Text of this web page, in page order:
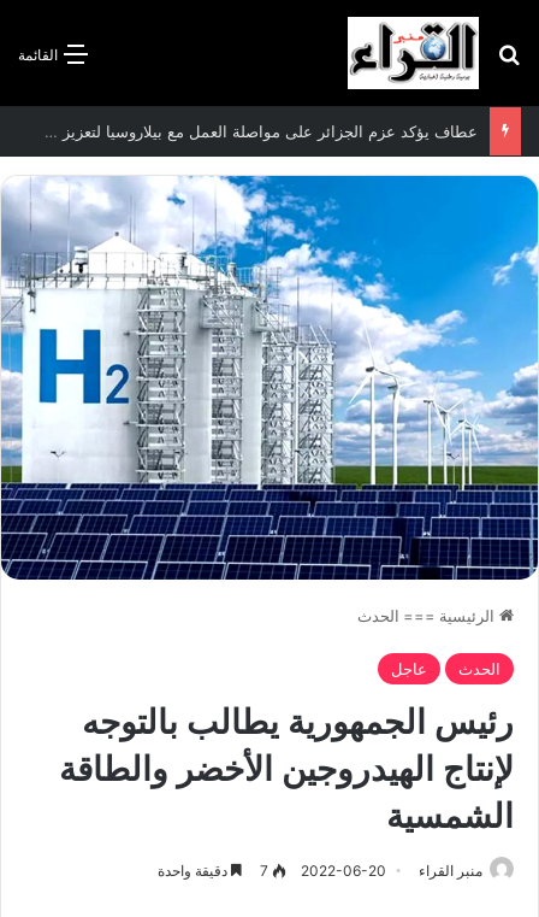
القائمة بحث عن
سعيود يشدد على إلزامية استكمال جميع عمليات تعويض متضرري حرائق الغابات قبل نهاية شهر أوت
الرئيسية === الحدث
الحدث عاجل
رئيس الجمهورية يطالب بالتوجه
لإنتاج الهيدروجين الأخضر والطاقة
الشمسية
منبر القراء 2022-06-20
7 دقيقة واحدة